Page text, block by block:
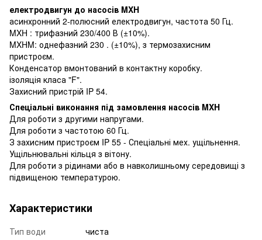
електродвигун до насосів MXH
асинхронний 2-полюсний електродвигун, частота 50 Гц.
MXH : трифазний 230/400 В (±10%).
MXHM: однефазний 230 . (±10%), з термозахисним
пристроєм.
Конденсатор вмонтований в контактну коробку.
ізоляція класа "F".
Захисний пристрій IP 54.
Спеціальні виконання під замовлення насосів MXH
Для роботи з другими напругами.
Для роботи з частотою 60 Гц.
З захисним пристроєм IP 55 - Спеціальні мех. ущільнення.
Ущільнювальні кільця з вітону.
Для роботи з рідинами або в навколишньому середовищі з
підвищеною температурою.
Характеристики
Тип води
чиста